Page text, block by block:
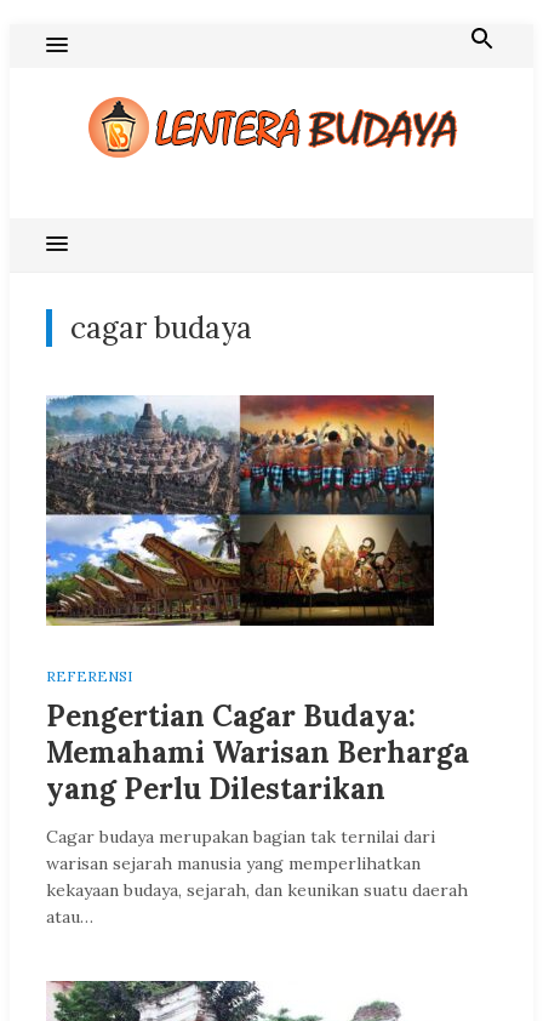
cagar budaya
REFERENSI
Pengertian Cagar Budaya:
Memahami Warisan Berharga
yang Perlu Dilestarikan
Cagar budaya merupakan bagian tak ternilai dari
warisan sejarah manusia yang memperlihatkan
kekayaan budaya, sejarah, dan keunikan suatu daerah
atau…